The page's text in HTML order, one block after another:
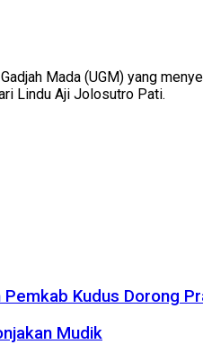
Mada (UGM) yang
Lindu Aji Jolosutro Pati.
Kudus Dorong
Mudik